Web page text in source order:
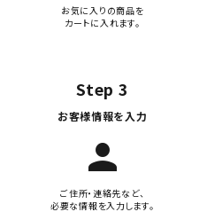
お気に入りの商品を
カートに入れます。
Step 3
お客様情報を入力
person
ご住所・連絡先など、
必要な情報を入力します。